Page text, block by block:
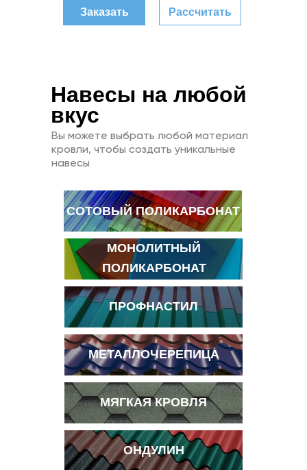
Заказать Рассчитать
Навесы на любой
вкус
Вы можете выбрать любой материал
кровли, чтобы создать уникальные
навесы
СОТОВЫЙ ПОЛИКАРБОНАТ
МОНОЛИТНЫЙ
ПОЛИКАРБОНАТ
ПРОФНАСТИЛ
МЯГКАЯ КРОВЛЯ
ОНДУЛИН
МЕТАЛЛОЧЕРЕПИЦА